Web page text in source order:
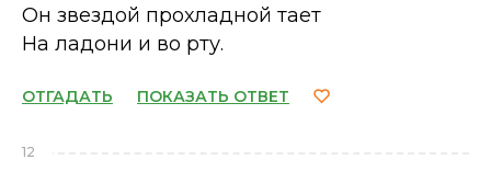
Он звездой прохладной тает
На ладони и во рту.
ОТГАДАТЬ ПОКАЗАТЬ ОТВЕТ
12